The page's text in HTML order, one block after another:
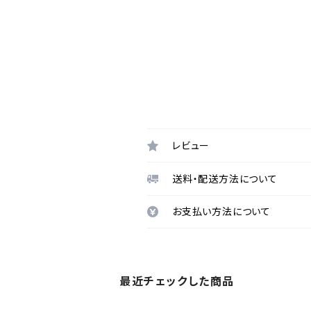
レビュー
送料・配送方法について
お支払い方法について
最近チェックした商品